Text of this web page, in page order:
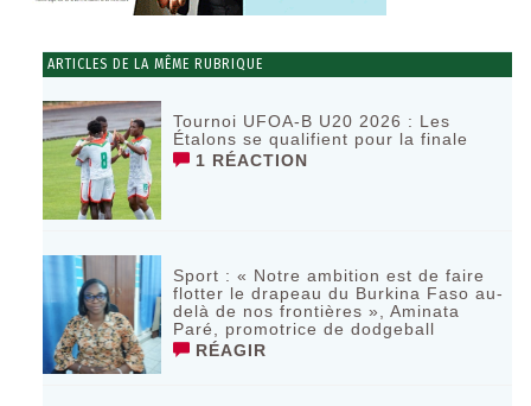
ARTICLES DE LA MÊME RUBRIQUE
Tournoi UFOA-B U20 2026 : Les
Étalons se qualifient pour la finale
1 RÉACTION
Sport : « Notre ambition est de faire
flotter le drapeau du Burkina Faso au-
delà de nos frontières », Aminata
Paré, promotrice de dodgeball
RÉAGIR